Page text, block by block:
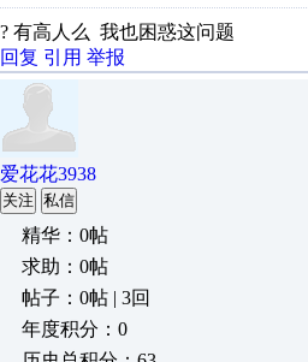
? 有高人么 我也困惑这问题
回复 引用 举报
爱花花3938
关注 私信
精华：0帖
求助：0帖
帖子：0帖 | 3回
年度积分：0